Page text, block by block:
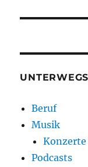
Beruf
Musik
Konzerte
Podcasts